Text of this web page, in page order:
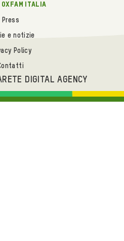
oxfam italia
Press
e notizie
Policy
DIGITAL AGENCY